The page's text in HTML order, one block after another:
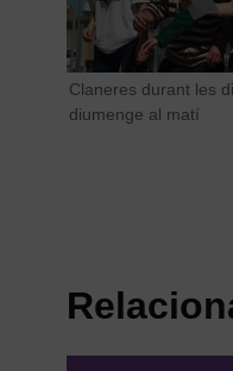
Claneres durant les
diumenge al matí